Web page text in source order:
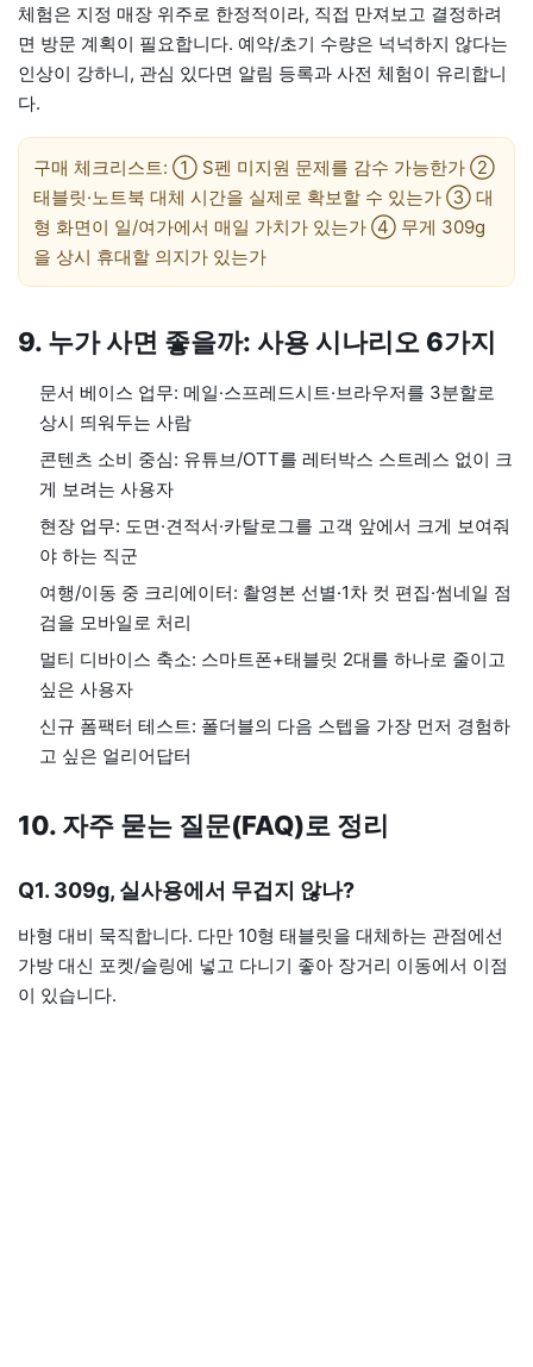
체험은 지정 매장 위주로 한정적이라, 직접 만져보고 결정하려
면 방문 계획이 필요합니다. 예약/초기 수량은 넉넉하지 않다는
인상이 강하니, 관심 있다면 알림 등록과 사전 체험이 유리합니
다.
구매 체크리스트: ① S펜 미지원 문제를 감수 가능한가 ②
태블릿·노트북 대체 시간을 실제로 확보할 수 있는가 ③ 대
형 화면이 일/여가에서 매일 가치가 있는가 ④ 무게 309g
을 상시 휴대할 의지가 있는가
9. 누가 사면 좋을까: 사용 시나리오 6가지
문서 베이스 업무: 메일·스프레드시트·브라우저를 3분할로
상시 띄워두는 사람
콘텐츠 소비 중심: 유튜브/OTT를 레터박스 스트레스 없이 크
게 보려는 사용자
현장 업무: 도면·견적서·카탈로그를 고객 앞에서 크게 보여줘
야 하는 직군
여행/이동 중 크리에이터: 촬영본 선별·1차 컷 편집·썸네일 점
검을 모바일로 처리
멀티 디바이스 축소: 스마트폰+태블릿 2대를 하나로 줄이고
싶은 사용자
신규 폼팩터 테스트: 폴더블의 다음 스텝을 가장 먼저 경험하
고 싶은 얼리어답터
10. 자주 묻는 질문(FAQ)로 정리
Q1. 309g, 실사용에서 무겁지 않나?
바형 대비 묵직합니다. 다만 10형 태블릿을 대체하는 관점에선
가방 대신 포켓/슬링에 넣고 다니기 좋아 장거리 이동에서 이점
이 있습니다.